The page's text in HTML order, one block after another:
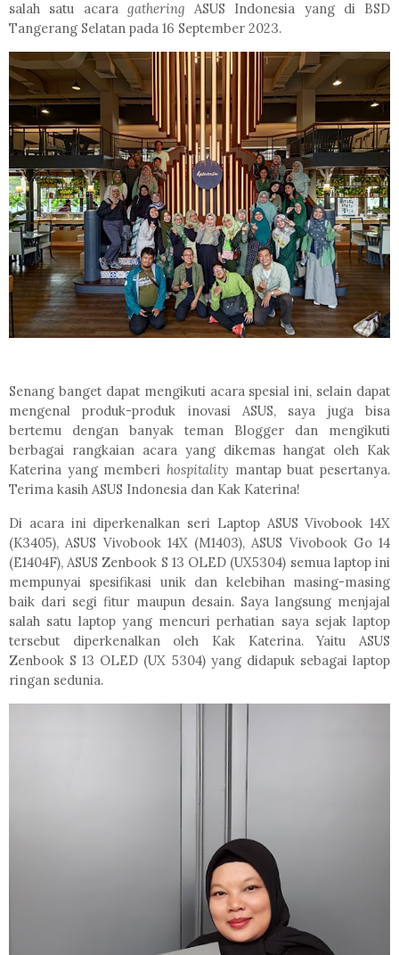
salah satu acara gathering ASUS Indonesia yang di BSD
Tangerang Selatan pada 16 September 2023.
Senang banget dapat mengikuti acara spesial ini, selain dapat
mengenal produk-produk inovasi ASUS, saya juga bisa
bertemu dengan banyak teman Blogger dan mengikuti
berbagai rangkaian acara yang dikemas hangat oleh Kak
Katerina yang memberi hospitality mantap buat pesertanya.
Terima kasih ASUS Indonesia dan Kak Katerina!
Di acara ini diperkenalkan seri Laptop ASUS Vivobook 14X
(K3405), ASUS Vivobook 14X (M1403), ASUS Vivobook Go 14
(E1404F), ASUS Zenbook S 13 OLED (UX5304) semua laptop ini
mempunyai spesifikasi unik dan kelebihan masing-masing
baik dari segi fitur maupun desain. Saya langsung menjajal
salah satu laptop yang mencuri perhatian saya sejak laptop
tersebut diperkenalkan oleh Kak Katerina. Yaitu ASUS
Zenbook S 13 OLED (UX 5304) yang didapuk sebagai laptop
ringan sedunia.